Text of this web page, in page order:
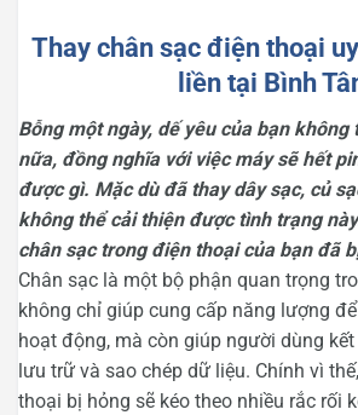
Thay chân sạc điện thoại
liền tại Bình
Bỗng một ngày, dế yêu của bạn không
nữa, đồng nghĩa với việc máy sẽ hết
được gì. Mặc dù đã thay dây sạc, củ
không thể cải thiện được tình trạng
chân sạc trong điện thoại của bạn đã
Chân sạc là một bộ phận quan trọng
không chỉ giúp cung cấp năng lượng
hoạt động, mà còn giúp người dùng
lưu trữ và sao chép dữ liệu. Chính vì
thoại bị hỏng sẽ kéo theo nhiều rắc rối